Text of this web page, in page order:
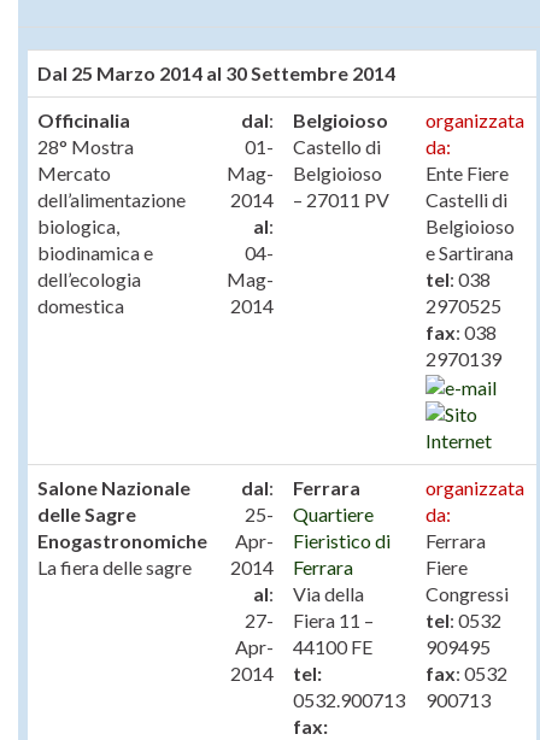
Dal 25 Marzo 2014 al 30 Settembre 2014
Officinalia
28° Mostra
Mercato
dell’alimentazione
biologica,
biodinamica e
dell’ecologia
domestica
dal:
01-
Mag-
2014
al:
04-
Mag-
2014
Belgioioso
Castello di
Belgioioso
– 27011 PV
organizzata
da:
Ente Fiere
Castelli di
Belgioioso
e Sartirana
tel: 038
2970525
fax: 038
2970139
Salone Nazionale
delle Sagre
Enogastronomiche
La fiera delle sagre
dal:
25-
Apr-
2014
al:
27-
Apr-
2014
Ferrara
Quartiere
Fieristico di
Ferrara
Via della
Fiera 11 –
44100 FE
tel:
0532.900713
fax:
organizzata
da:
Ferrara
Fiere
Congressi
tel: 0532
909495
fax: 0532
900713